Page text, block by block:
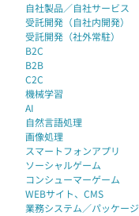
自社製品／自社サービス
受託開発（自社内開発）
受託開発（社外常駐）
B2C
B2B
C2C
機械学習
AI
自然言語処理
画像処理
スマートフォンアプリ
ソーシャルゲーム
コンシューマーゲーム
WEBサイト、CMS
業務システム／パッケージ